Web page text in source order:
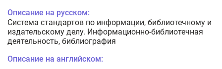
Описание на русском:
Система стандартов по информации, библиотечному и
издательскому делу. Информационно-библиотечная
деятельность, библиография
Описание на английском: